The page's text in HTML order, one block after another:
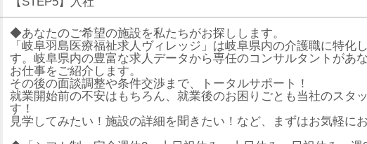
◆あなたのご希望の施設を私たちがお探しします。
「岐阜羽島医療福祉求人ヴィレッジ」は岐阜県内の介護職に特化
す。岐阜県内の豊富な求人データから専任のコンサルタントがあ
お仕事をご紹介します。
その後の面談調整や条件交渉まで、トータルサポート！
就業開始前の不安はもちろん、就業後のお困りごとも当社のスタ
す！
見学してみたい！施設の詳細を聞きたい！など、まずはお気軽に